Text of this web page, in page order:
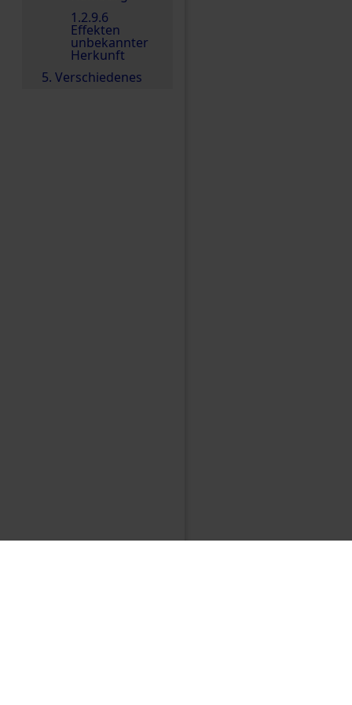
1.2.9.6
Effekten
unbekannter
Herkunft
5. Verschiedenes